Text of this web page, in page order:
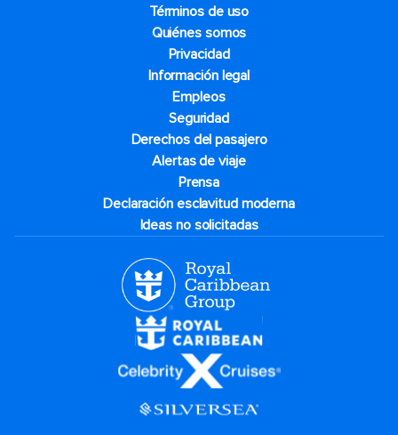
Términos de uso
Quiénes somos
Privacidad
Información legal
Empleos
Seguridad
Derechos del pasajero
Alertas de viaje
Prensa
Declaración esclavitud moderna
Ideas no solicitadas